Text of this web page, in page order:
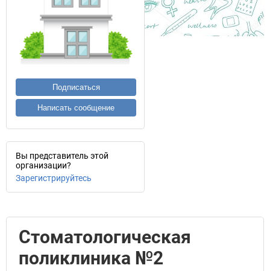
Подписаться
Написать сообщение
Вы представитель этой
организации?
Зарегистрируйтесь
Стоматологическая
поликлиника №2